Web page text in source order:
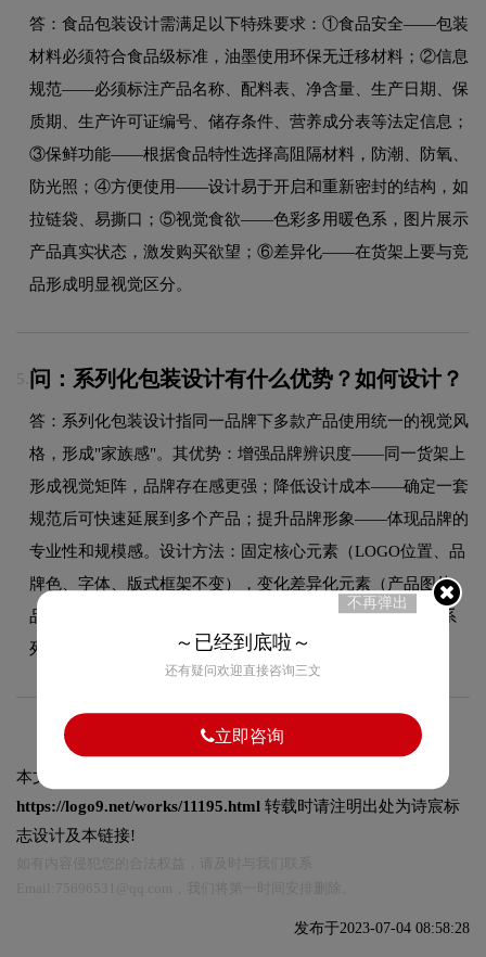
答：食品包装设计需满足以下特殊要求：①食品安全——包装
材料必须符合食品级标准，油墨使用环保无迁移材料；②信息
规范——必须标注产品名称、配料表、净含量、生产日期、保
质期、生产许可证编号、储存条件、营养成分表等法定信息；
③保鲜功能——根据食品特性选择高阻隔材料，防潮、防氧、
防光照；④方便使用——设计易于开启和重新密封的结构，如
拉链袋、易撕口；⑤视觉食欲——色彩多用暖色系，图片展示
产品真实状态，激发购买欲望；⑥差异化——在货架上要与竞
品形成明显视觉区分。
5. 问：系列化包装设计有什么优势？如何设计？
答：系列化包装设计指同一品牌下多款产品使用统一的视觉风
格，形成"家族感"。其优势：增强品牌辨识度——同一货架上
形成视觉矩阵，品牌存在感更强；降低设计成本——确定一套
规范后可快速延展到多个产品；提升品牌形象——体现品牌的
专业性和规模感。设计方法：固定核心元素（LOGO位置、品
牌色、字体、版式框架不变），变化差异化元素（产品图片、
品类色、口味/功能区分符号），在统一中求变化，既保持系
列感又能区分不同产品。
本文标题和链接
https://logo9.net/works/11195.html 转载时请注明出处为诗宸标
志设计及本链接!
发布于2023-07-04 08:58:28
不再弹出
～已经到底啦～
还有疑问欢迎直接咨询三文
立即咨询